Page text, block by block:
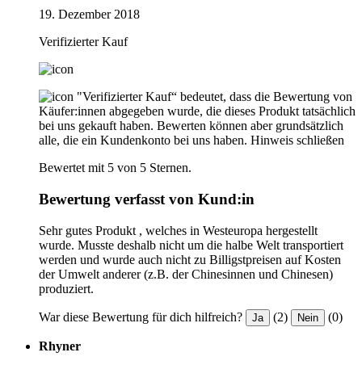
19. Dezember 2018
Verifizierter Kauf
"Verifizierter Kauf“ bedeutet, dass die Bewertung von
Käufer:innen abgegeben wurde, die dieses Produkt tatsächlich
bei uns gekauft haben. Bewerten können aber grundsätzlich
alle, die ein Kundenkonto bei uns haben. Hinweis schließen
Bewertet mit 5 von 5 Sternen.
Bewertung verfasst von Kund:in
Sehr gutes Produkt , welches in Westeuropa hergestellt
wurde. Musste deshalb nicht um die halbe Welt transportiert
werden und wurde auch nicht zu Billigstpreisen auf Kosten
der Umwelt anderer (z.B. der Chinesinnen und Chinesen)
produziert.
War diese Bewertung für dich hilfreich? Ja (2) Nein (0)
Rhyner